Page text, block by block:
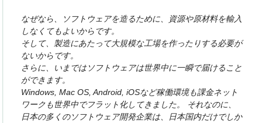
なぜなら、ソフトウェアを造るために、資源や原材料を輸入
しなくてもよいからです。
そして、製造にあたって大規模な工場を作ったりする必要が
ないからです。
さらに、いまではソフトウェアは世界中に一瞬で届けること
ができます。
Windows, Mac OS, Android, iOSなど稼働環境も課金ネット
ワークも世界中でフラット化してきました。 それなのに、
日本の多くのソフトウェア開発企業は、日本国内だけでしか